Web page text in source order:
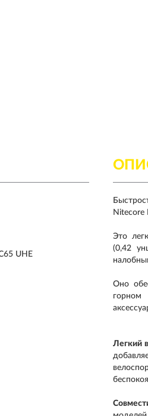
UHE
Nitecore
Это
(0,42
Оно
горном
Легкий